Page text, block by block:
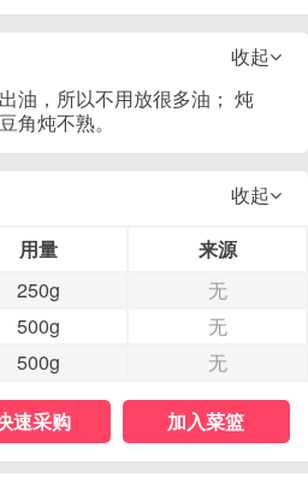
收起
油，所以不用放很多油； 炖
角炖不熟。
收起
用量
来源
250g
无
500g
无
500g 无
速采购 加入菜篮